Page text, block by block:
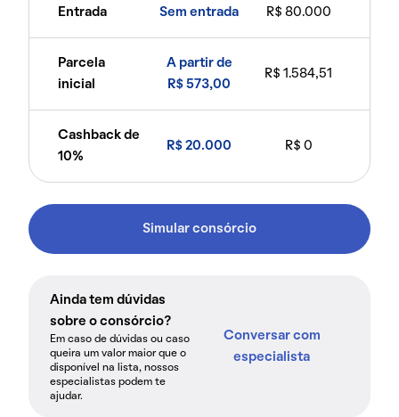
Entrada Sem entrada R$ 80.000
Parcela
inicial
A partir de
R$ 573,00
R$ 1.584,51
Cashback de
10%
R$ 20.000 R$ 0
Simular consórcio
Ainda tem dúvidas
sobre o consórcio?
Em caso de dúvidas ou caso
queira um valor maior que o
disponível na lista, nossos
especialistas podem te
ajudar.
Conversar com
especialista